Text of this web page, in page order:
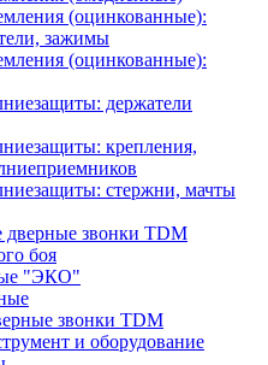
(оцинкованные):
зажимы
(оцинкованные):
держатели
крепления,
стержни, мачты
дверные звонки TDM
боя
"ЭКО"
звонки TDM
и оборудование